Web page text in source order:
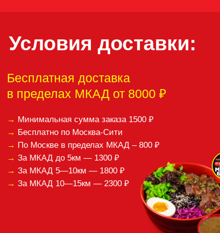
Спасибо за ваши отзывы!